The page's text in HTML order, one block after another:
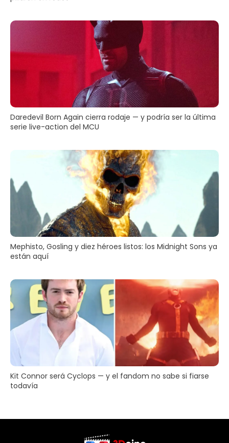
Daredevil Born Again cierra rodaje — y podría ser la última
serie live-action del MCU
Mephisto, Gosling y diez héroes listos: los Midnight Sons ya
están aquí
Kit Connor será Cyclops — y el fandom no sabe si fiarse
todavía